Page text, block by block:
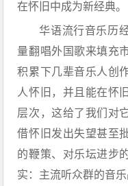
在怀旧中成为新经典。
华语流行音乐历
量翻唱外国歌来填充
积累下几辈音乐人创
人怀旧，并且能在怀
层次，这给了我们对
借怀旧发出失望甚至
的鞭策、对乐坛进步
实：主流听众群的音乐